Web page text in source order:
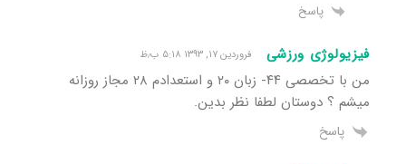
پاسخ
فیزیولوژی ورزشی فروردین ۱۷, ۱۳۹۳ ۵:۱۸ ب٫ظ
من با تخصصی ۴۴- زبان ۲۰ و استعدادم ۲۸ مجاز روزانه
میشم ؟ دوستان لطفا نظر بدین.
پاسخ